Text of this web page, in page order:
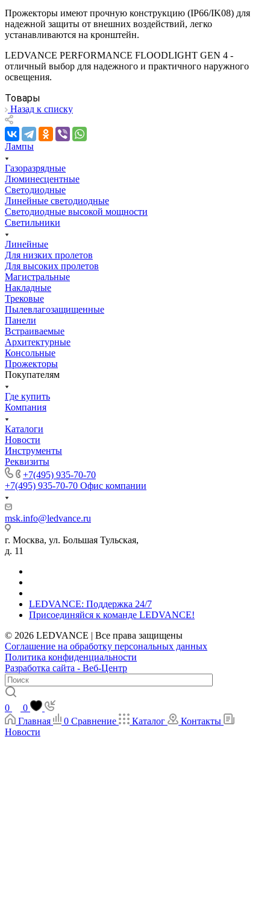
Прожекторы имеют прочную конструкцию (IP66/IK08) для
надежной защиты от внешних воздействий, легко
устанавливаются на кронштейн.
LEDVANCE PERFORMANCE FLOODLIGHT GEN 4 -
отличный выбор для надежного и практичного наружного
освещения.
Товары
Назад к списку
Лампы
Газоразрядные
Люминесцентные
Светодиодные
Линейные светодиодные
Светодиодные высокой мощности
Светильники
Линейные
Для низких пролетов
Для высоких пролетов
Магистральные
Накладные
Трековые
Пылевлагозащищенные
Панели
Встраиваемые
Архитектурные
Консольные
Прожекторы
Покупателям
Где купить
Компания
Каталоги
Новости
Инструменты
Реквизиты
+7(495) 935-70-70
+7(495) 935-70-70 Офис компании
msk.info@ledvance.ru
г. Москва, ул. Большая Тульская,
д. 11
LEDVANCE: Поддержка 24/7
Присоединяйся к команде LEDVANCE!
© 2026 LEDVANCE | Все права защищены
Соглашение на обработку персональных данных
Политика конфиденциальности
Разработка сайта - Веб-Центр
0
0
Главная
0 Сравнение Каталог
Контакты
Новости